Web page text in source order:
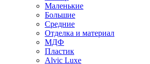
Маленькие
Большие
Средние
Отделка и материал
МДФ
Пластик
Alvic Luxe